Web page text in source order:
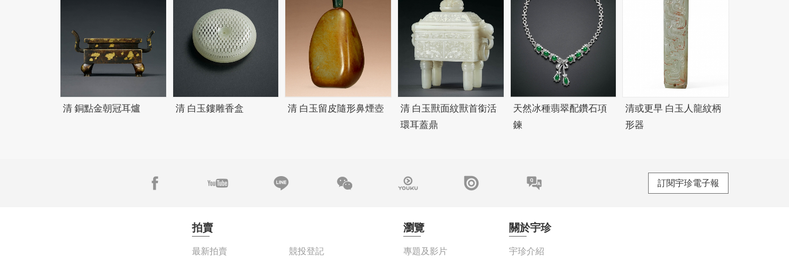
清 銅點金朝冠耳爐 清 白玉鏤雕香盒 清 白玉留皮隨形鼻煙壺
清 白玉獸面紋獸首銜活
環耳蓋鼎
天然冰種翡翠配鑽石項
鍊
清或更早 白玉人龍紋柄
形器
訂閱宇珍電子報
拍賣
最新拍賣 競投登記
瀏覽
專題及影片
關於宇珍
宇珍介紹